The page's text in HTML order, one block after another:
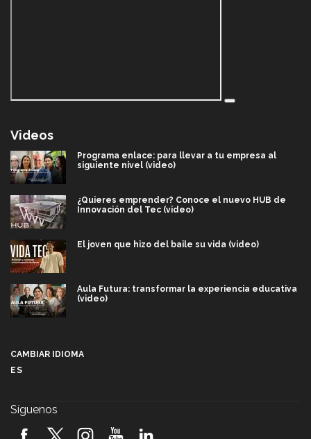
Videos
Programa enlace: para llevar a tu empresa al
siguiente nivel (video)
¿Quieres emprender? Conoce el nuevo HUB de
Innovación del Tec (video)
El joven que hizo del baile su vida (video)
Aula Futura: transformar la experiencia educativa
(video)
2026! (video)
CAMBIAR IDIOMA
ES
Síguenos